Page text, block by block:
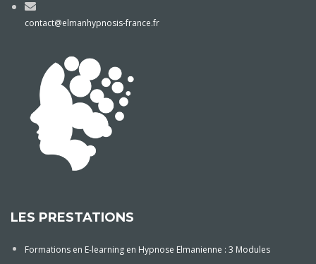
contact@elmanhypnosis-france.fr
LES PRESTATIONS
Formations en E-learning en Hypnose Elmanienne : 3 Modules